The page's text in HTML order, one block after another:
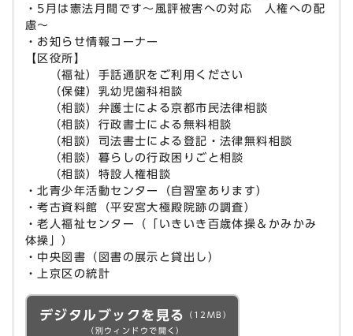
・5月は憲法月間です～風評被害への対応 人権への配
慮～
・お知らせ情報コーナー
【区役所】
（福祉）手話通訳をご利用ください
（保健）乳幼児歯科相談
（相談）弁護士による京都市民法律相談
（相談）行政書士による無料相談
（相談）司法書士による登記・法律無料相談
（相談）暮らしの行政困りごと相談
（相談）特設人権相談
・北青少年活動センター（自習室あります）
・考古資料館（平安宮大極殿院跡の調査）
・老人福祉センター（「いきいき百歳体操＆かみかみ
体操」）
・中央図書（図書の展示と貸出し）
・上京区の統計
デジタルブックを見る
（12MB）
（別ウィンドウで開く）